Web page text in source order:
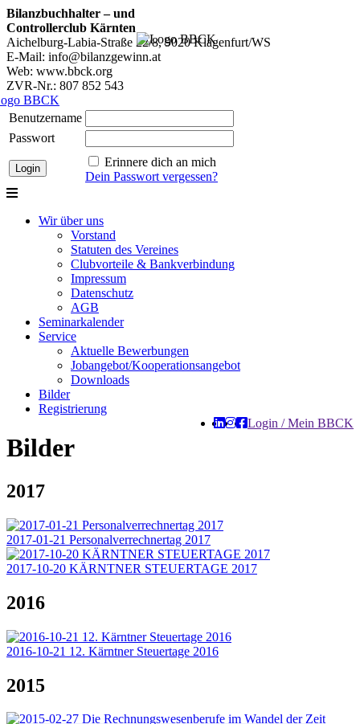
Bilanzbuchhalter – und
Controllerclub Kärnten
Aichelburg-Labia-Straße 22/8, 9020 Klagenfurt/WS
E-Mail: info@bilanzgewinn.at
Web: www.bbck.org
ZVR-Nr.: 807 852 543
Benutzername
Passwort
Erinnere dich an mich
Dein Passwort vergessen?
Wir über uns
Vorstand
Statuten des Vereines
Clubvorteile & Bankverbindung
Impressum
Datenschutz
AGB
Seminarkalender
Service
Aktuelle Bewerbungen
Jobangebot/Kooperationsangebot
Downloads
Bilder
Registrierung
Login / Mein BBCK
Bilder
2017
2017-01-21 Personalverrechnertag 2017
2017-10-20 KÄRNTNER STEUERTAGE 2017
2016
2016-10-21 12. Kärntner Steuertage 2016
2015